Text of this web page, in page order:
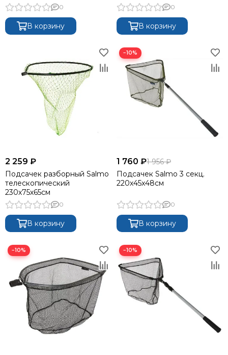
0
В корзину
0
В корзину
2 259 ₽
Подсачек разборный Salmo
телескопический
230х75х65см
0
В корзину
−10%
1 760 ₽1 956 ₽
Подсачек Salmo 3 секц.
220х45x48см
0
В корзину
−10% −10%